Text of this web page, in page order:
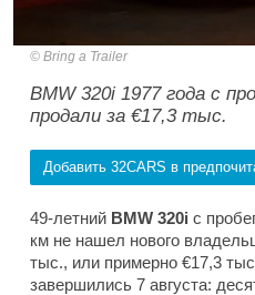
Bring a Trailer
BMW 320i 1977 года с
продали за €17,3 тыс.
Добавить 32CARS в
49-летний BMW 320i с
км не нашел нового
тыс., или примерно €17,3
завершились 7 августа: